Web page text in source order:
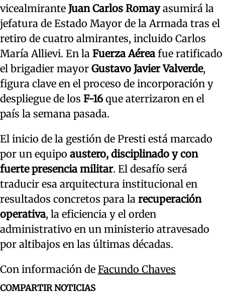
vicealmirante Juan Carlos Romayasumirá la
jefatura de Estado Mayor de la Armada tras el
retiro de cuatro almirantes, incluido Carlos
María Allievi. En la Fuerza Aérea fue ratificado
el brigadier mayor Gustavo Javier Valverde,
figura clave en el proceso de incorporación y
despliegue de los F-16 que aterrizaron en el
país la semana pasada.
El inicio de la gestión de Presti está marcado
por un equipo austero, disciplinado y con
fuerte presencia militar. El desafío será
traducir esa arquitectura institucional en
resultados concretos para la recuperación
operativa, la eficiencia y el orden
administrativo en un ministerio atravesado
por altibajos en las últimas décadas.
Con información de Facundo Chaves
COMPARTIR NOTICIAS